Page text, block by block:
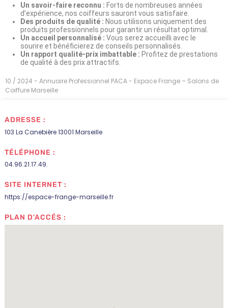
Un savoir-faire reconnu : Forts de nombreuses années
d’expérience, nos coiffeurs sauront vous satisfaire.
Des produits de qualité : Nous utilisons uniquement des
produits professionnels pour garantir un résultat optimal.
Un accueil personnalisé : Vous serez accueilli avec le
sourire et bénéficierez de conseils personnalisés.
Un rapport qualité-prix imbattable : Profitez de prestations
de qualité à des prix attractifs.
10 / 2024 - Annuaire Professionnel PACA - Espace Frange – Salons de
Coiffure Marseille
ADRESSE :
103 La Canebière 13001 Marseille
TÉLÉPHONE :
04.96.21.17.49.
SITE INTERNET :
https://espace-frange-marseille.fr
PLAN D'ACCÉS :